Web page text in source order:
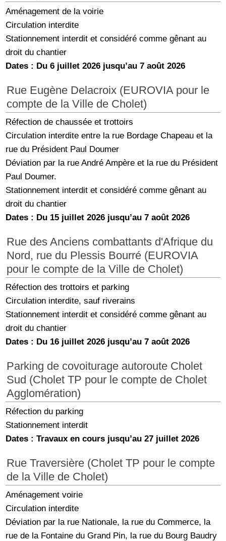
Aménagement de la voirie
Circulation interdite
Stationnement interdit et considéré comme gênant au
droit du chantier
Dates : Du 6 juillet 2026 jusqu’au 7 août 2026
Rue Eugène Delacroix (EUROVIA pour le
compte de la Ville de Cholet)
Réfection de chaussée et trottoirs
Circulation interdite entre la rue Bordage Chapeau et la
rue du Président Paul Doumer
Déviation par la rue André Ampère et la rue du Président
Paul Doumer.
Stationnement interdit et considéré comme gênant au
droit du chantier
Dates : Du 15 juillet 2026 jusqu’au 7 août 2026
Rue des Anciens combattants d'Afrique du
Nord, rue du Plessis Bourré (EUROVIA
pour le compte de la Ville de Cholet)
Réfection des trottoirs et parking
Circulation interdite, sauf riverains
Stationnement interdit et considéré comme gênant au
droit du chantier
Dates : Du 16 juillet 2026 jusqu’au 7 août 2026
Parking de covoiturage autoroute Cholet
Sud (Cholet TP pour le compte de Cholet
Agglomération)
Réfection du parking
Stationnement interdit
Dates : Travaux en cours jusqu’au 27 juillet 2026
Rue Traversière (Cholet TP pour le compte
de la Ville de Cholet)
Aménagement voirie
Circulation interdite
Déviation par la rue Nationale, la rue du Commerce, la
rue de la Fontaine du Grand Pin, la rue du Bourg Baudry